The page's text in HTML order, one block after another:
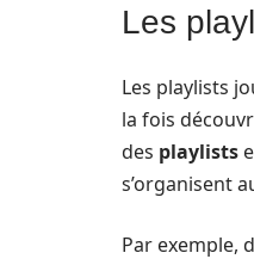
Les
Les playlists
la fois
des playlists
s’organisent
Par exemple,